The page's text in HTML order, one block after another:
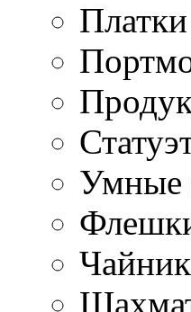
Платки
Умные